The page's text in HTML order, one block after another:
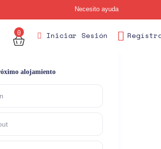
Necesito ayuda
0 Iniciar Sesión
alojamiento